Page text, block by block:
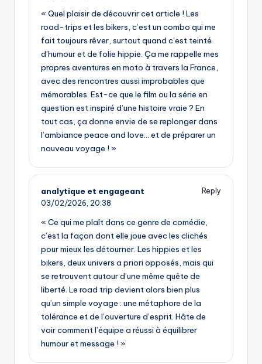
« Quel plaisir de découvrir cet article ! Les
road-trips et les bikers, c’est un combo qui me
fait toujours rêver, surtout quand c’est teinté
d’humour et de folie hippie. Ça me rappelle mes
propres aventures en moto à travers la France,
avec des rencontres aussi improbables que
mémorables. Est-ce que le film ou la série en
question est inspiré d’une histoire vraie ? En
tout cas, ça donne envie de se replonger dans
l’ambiance peace and love… et de préparer un
nouveau voyage ! »
analytique et engageant
Reply
03/02/2026, 20:38
« Ce qui me plaît dans ce genre de comédie,
c’est la façon dont elle joue avec les clichés
pour mieux les détourner. Les hippies et les
bikers, deux univers a priori opposés, mais qui
se retrouvent autour d’une même quête de
liberté. Le road trip devient alors bien plus
qu’un simple voyage : une métaphore de la
tolérance et de l’ouverture d’esprit. Hâte de
voir comment l’équipe a réussi à équilibrer
humour et message ! »